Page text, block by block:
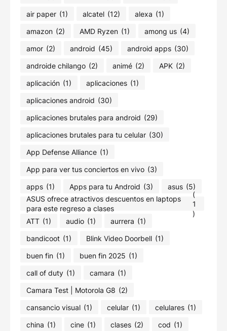
air paper (1) alcatel (12) alexa (1)
amazon (2) AMD Ryzen (1) among us (4)
amor (2) android (45) android apps (30)
androide chilango (2) animé (2) APK (2)
aplicación (1) aplicaciones (1)
aplicaciones android (30)
aplicaciones brutales para android (29)
aplicaciones brutales para tu celular (30)
App Defense Alliance (1)
App para ver tus conciertos en vivo (3)
apps (1) Apps para tu Android (3) asus (5)
ASUS ofrece atractivos descuentos en laptops
para este regreso a clases
(
1
)
ATT (1) audio (1) aurrera (1)
bandicoot (1) Blink Video Doorbell (1)
buen fin (1) buen fin 2025 (1)
call of duty (1) camara (1)
Camara Test | Motorola G8 (2)
cansancio visual (1) celular (1) celulares (1)
china (1) cine (1) clases (2) cod (1)